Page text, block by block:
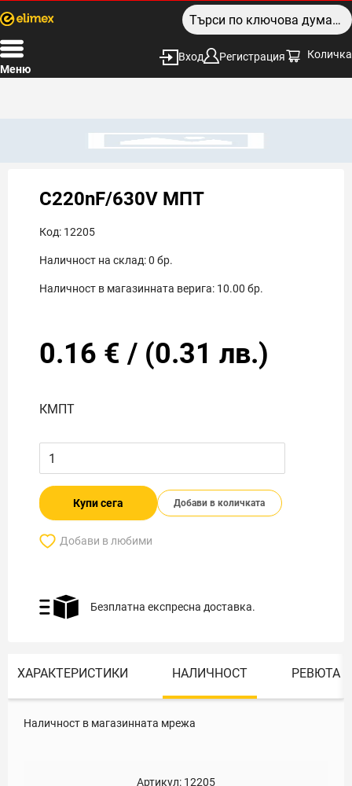
Меню
Вход Регистрация Количка
C220nF/630V МПТ
Код: 12205
Наличност на склад:0 бр.
Наличност в магазинната верига: 10.00 бр.
0.16 € / (0.31 лв.)
КМПТ
Купи сега Добави в количката
Добави в любими
Безплатна експресна доставка.
ХАРАКТЕРИСТИКИ НАЛИЧНОСТ РЕВЮТА
Наличност в магазинната мрежа
Артикул: 12205